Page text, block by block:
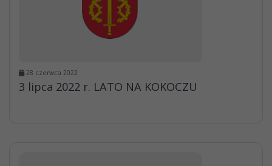
28 czerwca 2022
3 lipca 2022 r. LATO NA KOKOCZU